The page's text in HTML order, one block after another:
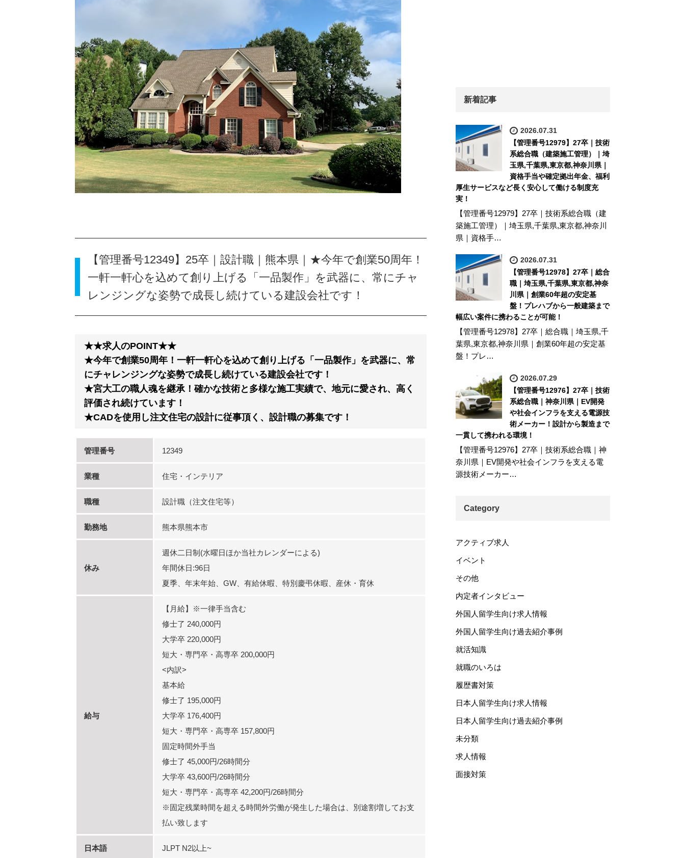
【管理番号12349】25卒｜設計職｜熊本県｜★今年で創業50周年！
一軒一軒心を込めて創り上げる「一品製作」を武器に、常にチャ
レンジングな姿勢で成長し続けている建設会社です！
★★求人のPOINT★★
★今年で創業50周年！一軒一軒心を込めて創り上げる「一品製作」を武器に、常
にチャレンジングな姿勢で成長し続けている建設会社です！
★宮大工の職人魂を継承！確かな技術と多様な施工実績で、地元に愛され、高く
評価され続けています！
★CADを使用し注文住宅の設計に従事頂く、設計職の募集です！
管理番号 12349
業種 住宅・インテリア
職種 設計職（注文住宅等）
勤務地 熊本県熊本市
休み
週休二日制(水曜日ほか当社カレンダーによる)
年間休日:96日
夏季、年末年始、GW、有給休暇、特別慶弔休暇、産休・育休
給与
【月給】※一律手当含む
修士了 240,000円
大学卒 220,000円
短大・専門卒・高専卒 200,000円
<内訳>
基本給
修士了 195,000円
大学卒 176,400円
短大・専門卒・高専卒 157,800円
固定時間外手当
修士了 45,000円/26時間分
大学卒 43,600円/26時間分
短大・専門卒・高専卒 42,200円/26時間分
※固定残業時間を超える時間外労働が発生した場合は、別途割増してお支
払い致します
日本語 JLPT N2以上~
新着記事
2026.07.31
【管理番号12979】27卒｜技術
系総合職（建築施工管理）｜埼
玉県,千葉県,東京都,神奈川県｜
資格手当や確定拠出年金、福利
厚生サービスなど長く安心して働ける制度充
実！
【管理番号12979】27卒｜技術系総合職（建
築施工管理）｜埼玉県,千葉県,東京都,神奈川
県｜資格手…
2026.07.31
【管理番号12978】27卒｜総合
職｜埼玉県,千葉県,東京都,神奈
川県｜創業60年超の安定基
盤！プレハブから一般建築まで
幅広い案件に携わることが可能！
【管理番号12978】27卒｜総合職｜埼玉県,千
葉県,東京都,神奈川県｜創業60年超の安定基
盤！プレ…
2026.07.29
【管理番号12976】27卒｜技術
系総合職｜神奈川県｜EV開発
や社会インフラを支える電源技
術メーカー！設計から製造まで
一貫して携われる環境！
【管理番号12976】27卒｜技術系総合職｜神
奈川県｜EV開発や社会インフラを支える電
源技術メーカー…
Category
アクティブ求人
イベント
その他
内定者インタビュー
外国人留学生向け求人情報
外国人留学生向け過去紹介事例
就活知識
就職のいろは
履歴書対策
日本人留学生向け求人情報
日本人留学生向け過去紹介事例
未分類
求人情報
面接対策